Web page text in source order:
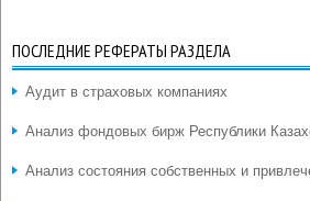
ПОСЛЕДНИЕ РЕФЕРАТЫ РАЗДЕЛА
Аудит в страховых компаниях
Анализ фондовых бирж Республики
Анализ состояния собственных и